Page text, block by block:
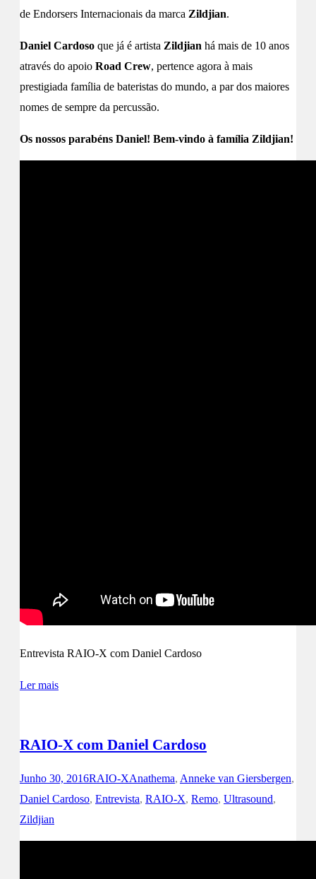
de Endorsers Internacionais da marca Zildjian.
Daniel Cardoso que já é artista Zildjian há mais de 10 anos
através do apoio Road Crew, pertence agora à mais
prestigiada família de bateristas do mundo, a par dos maiores
nomes de sempre da percussão.
Os nossos parabéns Daniel! Bem-vindo à família Zildjian!
Entrevista RAIO-X com Daniel Cardoso
Ler mais
RAIO-X com Daniel Cardoso
Junho 30, 2016RAIO-XAnathema, Anneke van Giersbergen,
Daniel Cardoso, Entrevista, RAIO-X, Remo, Ultrasound,
Zildjian